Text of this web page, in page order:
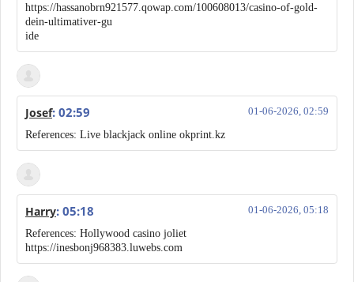
https://hassanobrn921577.qowap.com/100608013/casino-of-gold-
dein-ultimativer-gu
ide
Josef 01-06-2026, 02:59
: 02:59
References: Live blackjack online okprint.kz
Harry 01-06-2026, 05:18
: 05:18
References: Hollywood casino joliet
https://inesbonj968383.luwebs.com